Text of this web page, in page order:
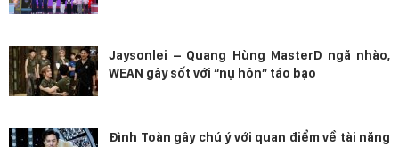
Jaysonlei – Quang Hùng MasterD ngã nhào,
WEAN gây sốt với “nụ hôn” táo bạo
Đình Toàn gây chú ý với quan điểm về tài năng